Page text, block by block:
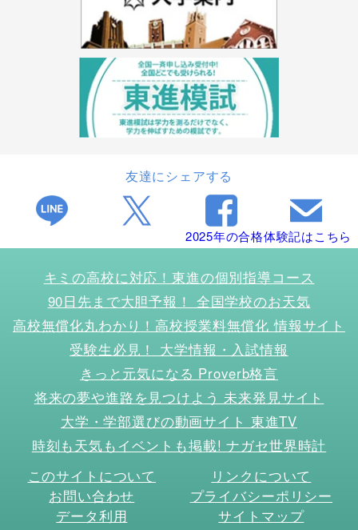
友達にシェアする
2025年の合格体験記はこちら
キミの高校に対応！東進の個別指導コース
90日先まで大胆予報！ 全国学校のお天気
高校無償化丸わかり！高校授業料無償化 情報サイト
受験生必見！ 大学情報・入試情報
きっと元気になる Proverb格言
将来の夢や進路を見つけよう 未来発見サイト
大学・学部選びの動画サイト 東進TV
時刻も天気もイベントも掲載! ナガセ世界時計
このサイトについて
リンクについて
お問い合わせ
プライバシーポリシー
データ利用
サイトマップ